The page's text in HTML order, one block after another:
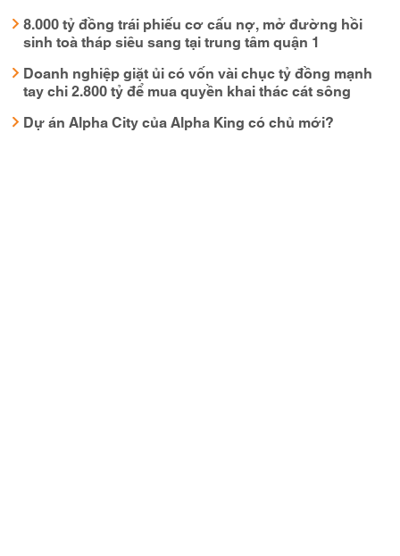
8.000 tỷ đồng trái phiếu cơ cấu nợ, mở đường hồi
sinh toà tháp siêu sang tại trung tâm quận 1
Doanh nghiệp giặt ủi có vốn vài chục tỷ đồng mạnh
tay chi 2.800 tỷ để mua quyền khai thác cát sông
Dự án Alpha City của Alpha King có chủ mới?